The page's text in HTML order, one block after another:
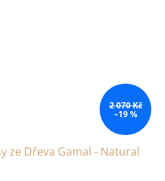
2 070 Kč
–19 %
ze Dřeva Gamal - Natural